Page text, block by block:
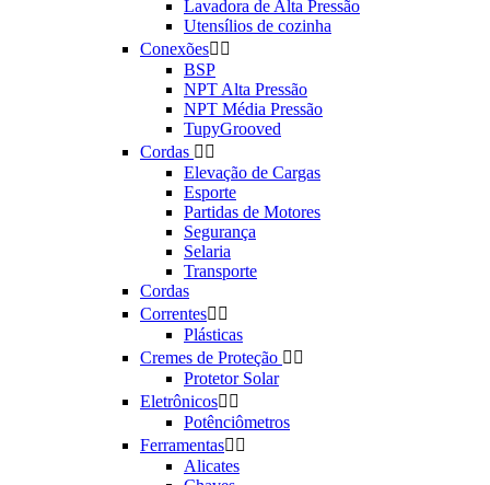
Lavadora de Alta Pressão
Utensílios de cozinha
Conexões 
BSP
NPT Alta Pressão
NPT Média Pressão
TupyGrooved
Cordas  
Elevação de Cargas
Esporte
Partidas de Motores
Segurança
Selaria
Transporte
Cordas
Correntes 
Plásticas
Cremes de Proteção  
Protetor Solar
Eletrônicos 
Potênciômetros
Ferramentas 
Alicates